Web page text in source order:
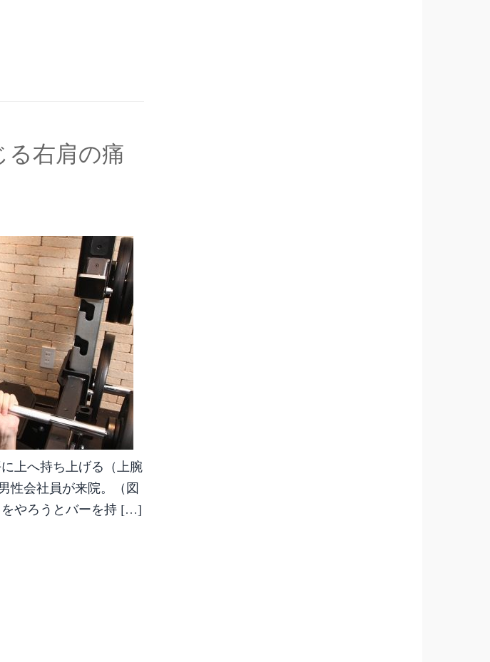
右肩の痛
上へ持ち上げる（上腕
性会社員が来院。（図
をやろうとバーを持 […]